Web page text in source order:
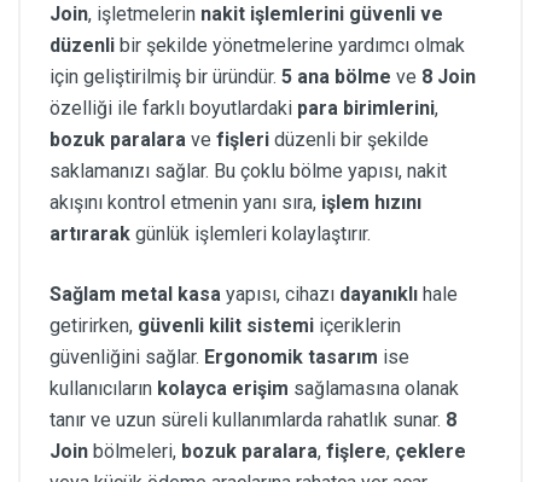
Join, işletmelerin nakit işlemlerini güvenli ve
düzenli bir şekilde yönetmelerine yardımcı olmak
için geliştirilmiş bir üründür. 5 ana bölme ve 8 Join
özelliği ile farklı boyutlardaki para birimlerini,
bozuk paralara ve fişleri düzenli bir şekilde
saklamanızı sağlar. Bu çoklu bölme yapısı, nakit
akışını kontrol etmenin yanı sıra, işlem hızını
artırarak günlük işlemleri kolaylaştırır.
Sağlam metal kasa yapısı, cihazı dayanıklı hale
getirirken, güvenli kilit sistemi içeriklerin
güvenliğini sağlar. Ergonomik tasarım ise
kullanıcıların kolayca erişim sağlamasına olanak
tanır ve uzun süreli kullanımlarda rahatlık sunar. 8
Join bölmeleri, bozuk paralara, fişlere, çeklere